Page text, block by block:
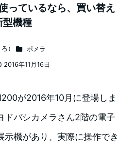
っているなら、買い替え
型機種
2016年11月16日
） カテゴリー
ポメラ
が2016年10月に登場しま
ドバシカメラさん2階の電子
示機があり、実際に操作でき